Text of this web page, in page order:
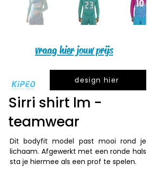
vraag hier jouw prijs
design hier
Sirri shirt lm -
teamwear
Dit bodyfit model past mooi rond je
lichaam. Afgewerkt met een ronde hals
sta je hiermee als een prof te spelen.